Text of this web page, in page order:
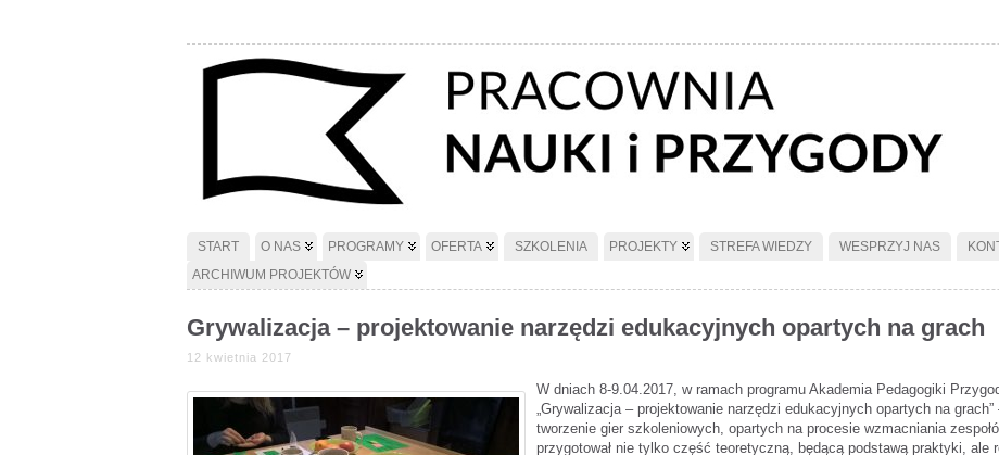
START O NAS PROGRAMY OFERTA SZKOLENIA PROJEKTY STREFA WIEDZY WESPRZYJ NAS
ARCHIWUM PROJEKTÓW
Grywalizacja – projektowanie narzędzi edukacyjnych opartych na grach
12 kwietnia 2017
W dniach 8-9.04.2017, w ramach programu Akademia Pedagogiki
„Grywalizacja – projektowanie narzędzi edukacyjnych opartych na
tworzenie gier szkoleniowych, opartych na procesie wzmacniania
przygotował nie tylko część teoretyczną, będącą podstawą praktyki,